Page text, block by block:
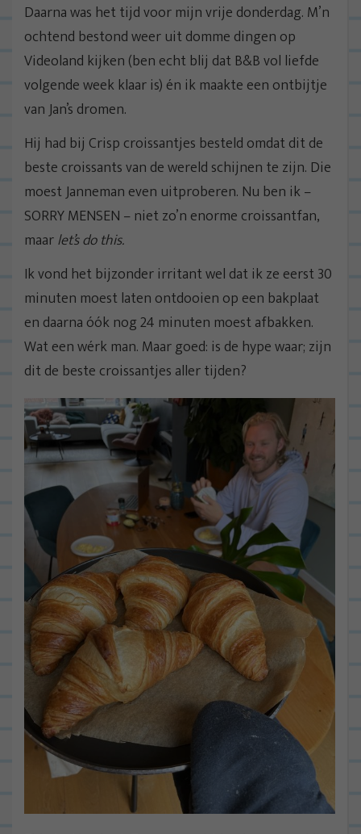
Daarna was het tijd voor mijn vrije donderdag. M’n
ochtend bestond weer uit domme dingen op
Videoland kijken (ben echt blij dat B&B vol liefde
volgende week klaar is) én ik maakte een ontbijtje
van Jan’s dromen.
Hij had bij Crisp croissantjes besteld omdat dit de
beste croissants van de wereld schijnen te zijn. Die
moest Janneman even uitproberen. Nu ben ik –
SORRY MENSEN – niet zo’n enorme croissantfan,
maarlet’s do this.
Ik vond het bijzonder irritant wel dat ik ze eerst 30
minuten moest laten ontdooien op een bakplaat
en daarna óók nog 24 minuten moest afbakken.
Wat een wérk man. Maar goed: is de hype waar; zijn
dit de beste croissantjes aller tijden?